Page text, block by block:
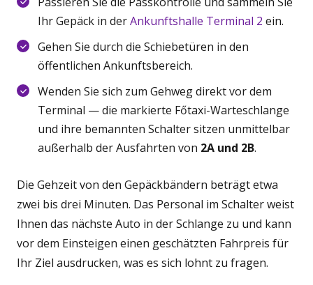
Ihr Gepäck in derAnkunftshalle Terminal 2 ein.
Gehen Sie durch die Schiebetüren in den
öffentlichen Ankunftsbereich.
Wenden Sie sich zum Gehweg direkt vor dem
Terminal — die markierte Főtaxi-Warteschlange
und ihre bemannten Schalter sitzen unmittelbar
außerhalb der Ausfahrten von 2A und 2B.
Die Gehzeit von den Gepäckbändern beträgt etwa
zwei bis drei Minuten. Das Personal im Schalter weist
Ihnen das nächste Auto in der Schlange zu und kann
vor dem Einsteigen einen geschätzten Fahrpreis für
Ihr Ziel ausdrucken, was es sich lohnt zu fragen.